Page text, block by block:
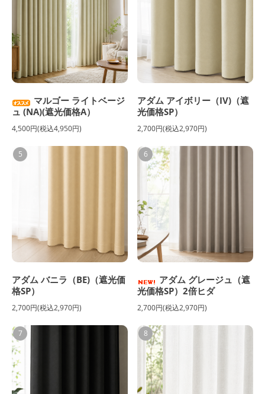
マルゴー ライトベージ
ュ (NA)(遮光価格A）
4,500円(税込4,950円)
アダム アイボリー（IV)（遮
光価格SP）
2,700円(税込2,970円)
5
アダム バニラ（BE)（遮光価
格SP）
2,700円(税込2,970円)
6
アダム グレージュ（遮
光価格SP）2倍ヒダ
2,700円(税込2,970円)
7 8